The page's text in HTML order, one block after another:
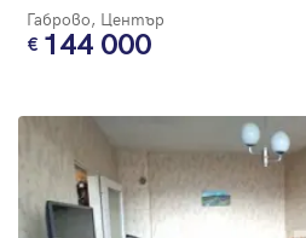
Габрово, Център
144 000